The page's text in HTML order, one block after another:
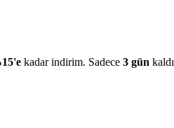
kadar indirim. Sadece 3 gün